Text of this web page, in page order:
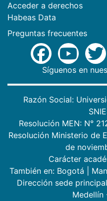
Acceder a derechos
Habeas Data
Preguntas frecuentes
Síguenos en
Razón Social:
Resolución MEN: N°
Resolución Ministerio de
de
Carácter
También en: Bogotá
Dirección sede
Medellín